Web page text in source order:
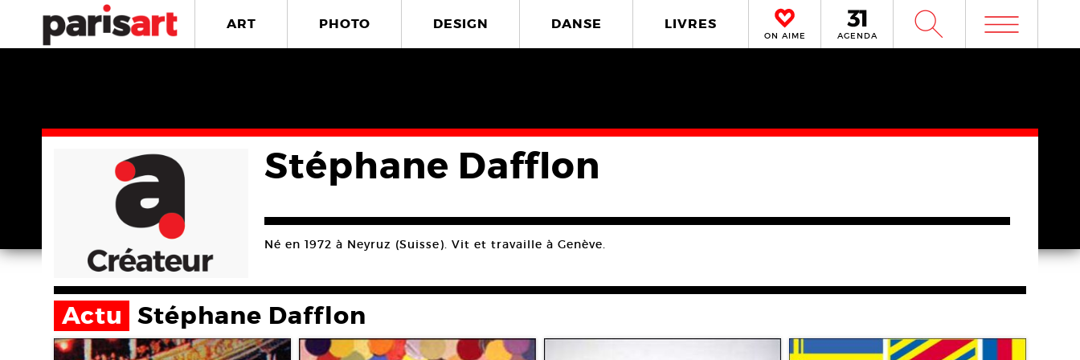
ART PHOTO DESIGN DANSE LIVRES
ON AIME AGENDA W m
Stéphane Dafflon
Né en 1972 à Neyruz (Suisse). Vit et travaille à Genève.
Actu Stéphane Dafflon